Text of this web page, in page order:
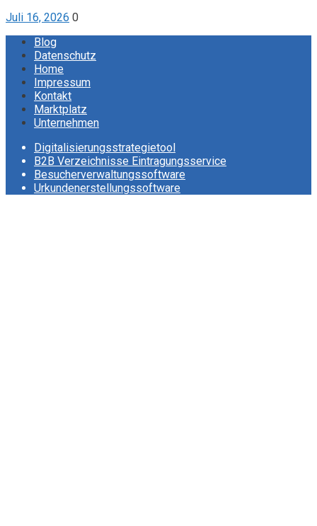
Juli 16, 2026 0
Blog
Datenschutz
Home
Impressum
Kontakt
Marktplatz
Unternehmen
Digitalisierungsstrategietool
B2B Verzeichnisse Eintragungsservice
Besucherverwaltungssoftware
Urkundenerstellungssoftware